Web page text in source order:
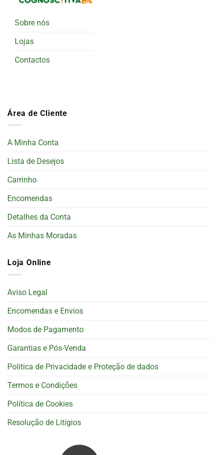
Sobre nós
Lojas
Contactos
Área de Cliente
A Minha Conta
Lista de Desejos
Carrinho
Encomendas
Detalhes da Conta
As Minhas Moradas
Loja Online
Aviso Legal
Encomendas e Envios
Modos de Pagamento
Garantias e Pós-Venda
Politica de Privacidade e Proteção de dados
Termos e Condições
Política de Cookies
Resolução de Litígios